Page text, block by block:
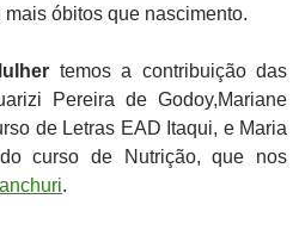
óbitos que nascimento.
temos a contribuição das
Pereira de Godoy,Mariane
de Letras EAD Itaqui, e Maria
curso de Nutrição, que nos
.